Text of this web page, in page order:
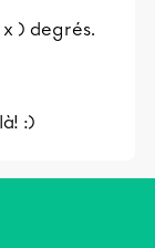
) degrés.
:)